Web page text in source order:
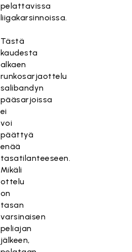
pelattavissa
liigakarsinnoissa.
Tästä
kaudesta
alkaen
runkosarjaottelu
salibandyn
pääsarjoissa
ei
voi
päättyä
enää
tasatilanteeseen.
Mikäli
ottelu
on
tasan
varsinaisen
peliajan
jälkeen,